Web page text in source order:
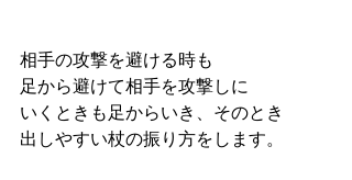
相手の攻撃を避ける時も
足から避けて相手を攻撃しに
いくときも足からいき、そのとき
出しやすい杖の振り方をします。